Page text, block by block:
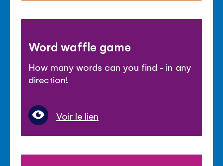
Word waffle game
How many words can you find - in any
direction!
Voir le lien